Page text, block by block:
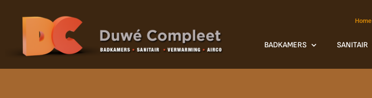
Home
BADKAMERS SANITAIR